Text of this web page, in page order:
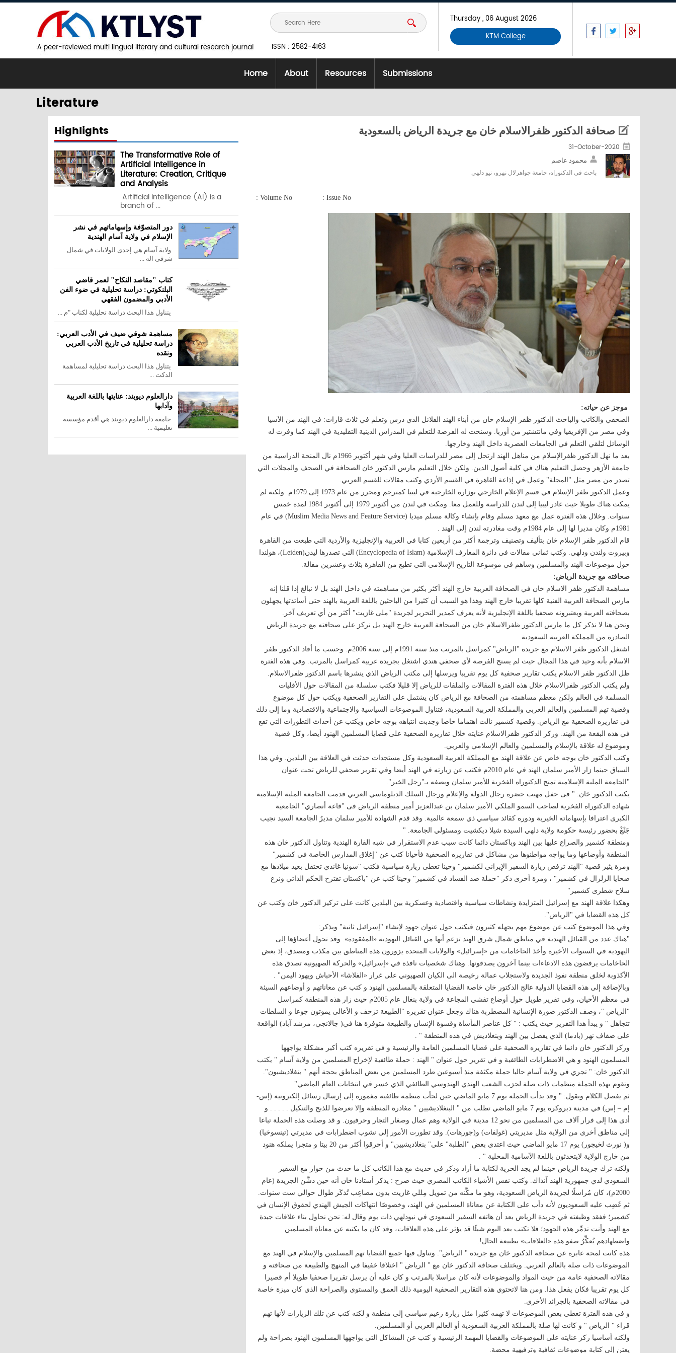
ISSN : 2582-4163
Thursday , 06 August 2026
KTM College
Home About Resources Submissions
Literature
صحافة الدكتور ظفرالاسلام خان مع جريدة الرياض بالسعودية
31-October-2020
محمود عاصم
باحث في الدكتوراه، جامعة جواهرلال نهرو، نيو دلهي
Volume No : Issue No :
موجز عن حياته:
الصحفي والكاتب والباحث الدكتور ظفر الإسلام خان من أبناء الهند القلائل الذي درس وتعلم في ثلاث قارات: في الهند من الآسيا
وفي مصر من الإفريقيا وفي مانتشتير من أوربا. وسنحت له الفرصة للتعلم في المدراس الدينية التقليدية في الهند كما وفرت له
الوسائل لتلقي التعلم في الجامعات العصرية داخل الهند وخارجها.
بعد ما نهل الدكتور ظفرالإسلام من مناهل الهند ارتحل إلى مصر للدراسات العليا وفي شهر أكتوبر 1966م نال المنحة الدراسية من
جامعة الأزهر وحصل التعليم هناك في كلية أصول الدين. ولكن خلال التعليم مارس الدكتور خان الصحافة في الصحف والمجلات التي
تصدر من مصر مثل "المجلة" وعمل في إذاعة القاهرة في القسم الأردي وكتب مقالات للقسم العربي.
وعمل الدكتور ظفر الإسلام في قسم الإعلام الخارجي بوزارة الخارجية في ليبيا كمترجم ومحرر من عام 1973 إلى 1979م. ولكنه لم
يمكث هناك طويلا حيث غادر ليبيا إلى لندن للدراسة وللعمل معا. ومكث في لندن من أكتوبر 1979 إلى أكتوبر 1984 لمدة خمس
سنوات. وخلال هذه الفترة عمل مع معهد مسلم وقام بإنشاء وكالة مسلم ميديا (Muslim Media News and Feature Service) في عام
1981م وكان مديرا لها إلى عام 1984م وقت مغادرته لندن إلى الهند .
قام الدكتور ظفر الإسلام خان بتأليف وتصنيف وترجمة أكثر من أربعين كتابا في العربية والإنجليزية والأردية التي طبعت من القاهرة
وبيروت ولندن ودلهي. وكتب ثماني مقالات في دائرة المعارف الإسلامية (Encyclopedia of Islam) التي تصدرها ليدن(Leiden)، هولندا
حول موضوعات الهند والمسلمين وساهم في موسوعة التاريخ الإسلامي التي تطبع من القاهرة بثلاث وعشرين مقالة.
صحافته مع جريدة الرياض:
مساهمة الدكتور ظفر الاسلام خان في الصحافة العربية خارج الهند أكثر بكثير من مساهمته في داخل الهند بل لا نبالغ إذا قلنا إنه
مارس الصحافة العربية الفنیة كلها تقريبا خارج الهند وهذا هو السبب أن كثيرا من الباحثين باللغة العربية بالهند حتى أساتذتها يجهلون
بصحافته العربية ويعتبرونه صحفيا باللغة الإنجليزية لأنه يعرف كمدير التحرير لجریدة "ملی غازیت" أكثر من أي تعريف آخر.
ونحن هنا لا نذكر كل ما مارس الدكتور ظفرالاسلام خان من الصحافة العربية خارج الهند بل نركز على صحافته مع جريدة الرياض
الصادرة من المملكة العربية السعودية.
اشتغل الدكتور ظفر الاسلام مع جريدة "الرياض" كمراسل بالمرتب منذ سنة 1991م إلى سنة 2006م. وحسب ما أفاد الدكتور ظفر
الاسلام بأنه وحيد في هذا المجال حيث لم يسنح الفرصة لأي صحفي هندي اشتغل بجريدة عربية كمراسل بالمرتب. وفي هذه الفترة
ظل الدكتور ظفر الاسلام يكتب تقارير صحفية كل يوم تقريبا ويرسلها إلى مكتب الرياض الذي ينشرها باسم الدكتور ظفرالاسلام.
ولم يكتب الدكتور ظفرالاسلام خلال هذه الفترة المقالات والملفات للرياض إلا قليلا فكتب سلسلة من المقالات حول الأقليات
المسلمة في العالم ولكن معظم مساهمته من الصحافة مع الرياض كان يشتمل على التقارير الصحفية ويكتب حول كل موضوع
وقضية تهم المسلمين والعالم العربي والمملكة العربية السعودية، فتناول الموضوعات السياسية والاجتماعية والاقتصادية وما إلى ذلك
في تقاريره الصحفية مع الرياض. وقضية كشمير نالت اهتماما خاصا وجذبت انتباهه بوجه خاص ويكتب عن أحداث التطورات التي تقع
في هذه البقعة من الهند. وركز الدكتور ظفرالاسلام عنايته خلال تقاريره الصحفية على قضايا المسلمين الهنود أيضا، وكل قضية
وموضوع له علاقة بالإسلام والمسلمين والعالم الإسلامي والعربي.
وكتب الدكتور خان بوجه خاص عن علاقة الهند مع المملكة العربية السعودية وكل مستجدات حدثت في العلاقة بين البلدين. وفي هذا
السياق حينما زار الأمير سلمان الهند في عام 2010م فكتب عن زيارته في الهند أيضا وفي تقرير صحفي للرياض تحت عنوان
"الجامعة الملية الإسلامية تمنح الدكتوراه الفخرية للأمير سلمان ويصفه بـ"رجل الخير".
يكتب الدكتور خان: " فى حفل مهيب حضره رجال الدولة والإعلام ورجال السلك الدبلوماسي العربي قدمت الجامعة الملية الإسلامية
شهادة الدكتوراه الفخرية لصاحب السمو الملكي الأمير سلمان بن عبدالعزيز أمير منطقة الرياض فى "قاعة أنصاري" الجامعية
الكبرى اعترافا بإسهاماته الخيرية ودوره كقائد سياسي ذي سمعة عالمية. وقد قدم الشهادة للأمير سلمان مديرُ الجامعة السيد نجيب
جَنْغْ بحضور رئيسة حكومة ولاية دلهي السيدة شيلا ديكشيت ومسئولي الجامعة. "
ومنطقة كشمير والصراع عليها بين الهند وباكستان دائما كانت سبب عدم الاستقرار في شبه القارة الهندية وتناول الدكتور خان هذه
المنطقة وأوضاعها وما يواجه مواطنوها من مشاكل في تقاريره الصحفية فأحيانا كتب عن "إغلاق المدارس الخاصة في كشمير"
ومرة يثير قضية "الهند ترفض زيارة السفير الإيراني لكشمير" وحينا تغطى زيارة سياسية فكتب "سونيا غاندي تحتفل بعيد ميلادها مع
ضحايا الزلزال في كشمير" ، ومرة أخرى ذكر "حملة ضد الفساد في كشمير" وحينا كتب عن "باكستان تقترح الحكم الذاتي ونزع
سلاح شطرى كشمير"
وهكذا علاقة الهند مع إسرائيل المتزايدة ونشاطات سياسية واقتصادية وعسكرية بين البلدين كانت على تركيز الدكتور خان وكتب عن
كل هذه القضايا في "الرياض".
وفي هذا الموضوع كتب عن موضوع مهم يجهله كثيرون فيكتب حول عنوان جهود لإنشاء "إسرائيل ثانية" ویذکر:
"هناك عدد من القبائل الهندية في مناطق شمال شرق الهند تزعم أنها من القبائل اليهودية «المفقودة». وقد تحول أعضاؤها إلى
اليهودية في السنوات الأخيرة وأخذ الحاخامات من «إسرائيل» والولايات المتحدة يزورون هذه المناطق بين مكذب ومصدق، إذ بعض
الحاخامات يرفضون هذه الادعاءات بينما آخرون يصدقونها. وهناك شخصيات نافذة في «إسرائيل» والحركة الصهيونية تصدق هذه
الأكذوبة لخلق منطقة نفوذ الجديدة ولاستجلاب عمالة رخيصة الى الكيان الصهيوني على غرار «الفلاشا» الأحباش ويهود اليمن" .
وبالإضافة إلى هذه القضايا الدولية عالج الدكتور خان خاصة القضايا المتعلقة بالمسلمين الهنود و كتب عن معاناتهم و أوضاعهم السيئة
في معظم الأحيان، وفي تقرير طويل حول أوضاع تفشي المجاعة في ولاية بنغال عام 2005م حيث زار هذه المنطقة كمراسل
"الرياض "، وصف الدكتور صورة الإنسانية المضطربة هناك وجعل عنوان تقريره "الطبيعة تزحف و الأعالي يموتون جوعا و السلطات
تتجاهل " و يبدأ هذا التقرير حيث يكتب : " كل عناصر المأساة وقسوة الإنسان والطبيعة متوفرة هنا في( جالانجي، مرشد آباد) الواقعة
على ضفاف نهر (بادما) الذي يفصل بين الهند وبنغلاديش في هذه المنطقة " .
وركز الدكتور خان دائما في تقاريره الصحفية على قضايا المسلمين العامة والرئيسية و في تقريره كتب أكبر مشكلة يواجهها
المسلمون الهنود و هي الاضطرابات الطائفية و في تقرير حول عنوان " الهند : حملة طائفية لإخراج المسلمين من ولاية آسام " يكتب
الدكتور خان: " تجري في ولاية آسام حاليا حملة مكثفة منذ أسبوعين طرد المسلمين من بعض المناطق بحجة أنهم " بنغلاديشيون".
وتقوم بهذه الحملة منظمات ذات صلة لحزب الشعب الهندي الهندوسي الطائفي الذي خسر في انتخابات العام الماضي"
ثم يفصل الكلام ويقول: " وقد بدأت الحملة يوم 7 مايو الماضي حين لجأت منظمة طائفية مغمورة إلى إرسال رسائل إلكترونية (إس-
إم – إس) في مدينة دبروكره يوم 7 مايو الماضي تطلب من " البنغلاديشیين " مغادرة المنطقة وإلا تعرضوا للذبح والتنكيل . . . . . و
أدى هذا إلى فرار آلاف من المسلمين من نحو 12 مدينة في الولاية وهم عمال وصغار التجار وحرفيون. و قد وصلت هذه الحملة تباعا
إلى مناطق أخرى من الولاية مثل مديريتي (غولفات) و(جورهات). وقد تطورت الأمور إلى نشوب اضطرابات في مديرتي (تينسوخيا)
و( نورث لخيجور) يوم 17 مايو الماضي حيث اعتدى بعض "الطلبة" على" بنغلاديشيين" و أحرقوا أكثر من 20 بيتا و متجرا يملكه هنود
من خارج الولاية لايتحدثون باللغة الآسامية المحلية " .
ولكنه ترك جريدة الرياض حينما لم يجد الحرية لكتابة ما أراد وذكر في حديث مع هذا الكاتب كل ما حدث من حوار مع السفير
السعودي لدي جمهورية الهند آنذاك. وكتب نفس الأشياء الكاتب المصري حيث صرح : يذكر أستاذنا خان أنه حين دشَّن الجريدة (عام
2000م)، كان مُراسلًا لجريدة الرياض السعودية، وهو ما مكَّنه من تمويل مِللي غازيت بدون مصاعِب تُذكَر طوال حوالي ست سنوات.
ثم غَضِب عليه السعوديون لأنه دأب على الكتابة عن معاناة المسلمين في الهند، وخصوصًا انتهاكات الجيش الهندي لحقوق الإنسان في
كشمير؛ ففقد وظيفته في جريدة الرياض بعد أن هاتفه السفير السعودي في نيودلهي ذات يوم وقال له: نحن نحاول بناء علاقات جيدة
مع الهند وأنت تدمِّر هذه الجهود؛ فلا تكتب بعد اليوم شيئًا قد يؤثر على هذه العلاقات، وقد كان ما يكتبه عن معاناة المسلمين
واضطهادهم يُعكِّرُ صفو هذه «العلاقات» بطبيعة الحال!.
هذه كانت لمحة عابرة عن صحافة الدكتور خان مع جريدة " الرياض". وتناول فيها جميع القضايا تهم المسلمين والإسلام في الهند مع
الموضوعات ذات صلة بالعالم العربي. ويختلف صحافة الدكتور خان مع " الرياض " اختلافا خفيفا في المنهج والطبيعة من صحافته و
مقالاته الصحفية عامة من حيث المواد والموضوعات لأنه كان مراسلا بالمرتب و كان عليه أن يرسل تقريرا صحفيا طويلا أم قصيرا
كل يوم تقريبا فكان يفعل هذا. ومن هنا لاتحتوي هذه التقارير الصحفية اليومية ذلك العمق والمستوى والصراحة الذي كان ميزة خاصة
في مقالاته الصحفية بالجرائد الأخرى.
و في هذه الفترة تغطي بعض الموضوعات لا تهمه كثيرا مثل زيارة زعيم سياسي إلى منطقة و لكنه كتب عن تلك الزيارات لأنها تهم
قراء " الرياض " و كانت لها صلة بالمملكة العربية السعودية أو العالم العربي أو المسلمين.
ولكنه أساسيا ركز عنايته على الموضوعات والقضايا المهمة الرئيسية و كتب عن المشاكل التي يواجهها المسلمون الهنود بصراحة ولم
يعتن إلى كتابة موضوعات ثقافية وترفيهية محضة.
Highlights
The Transformative Role of
Artificial Intelligence in
Literature: Creation, Critique
and Analysis
Artificial Intelligence (AI) is a
branch of ...
دور المتصوّفة وإسهاماتهم في نشر
الإسلام في ولاية آسام الهندية
ولاية آسام هي إحدى الولايات في شمال
شرقي اله ...
كتاب "مقاصد النكاح" لعمر قاضي
البلنكوتي: دراسة تحليلية في ضوء الفن
الأدبي والمضمون الفقهي
يتناول هذا البحث دراسة تحليلية لكتاب "م ...
مساهمة شوقي ضيف في الأدب العربي:
دراسة تحليلية في تاريخ الأدب العربي
ونقده
يتناول هذا البحث دراسة تحليلية لمساهمة
الدكت ...
دارالعلوم ديوبند: عنايتها باللغة العربية
وآدابها
جامعة دارالعلوم ديوبند هي أقدم مؤسسة
تعليمية ...